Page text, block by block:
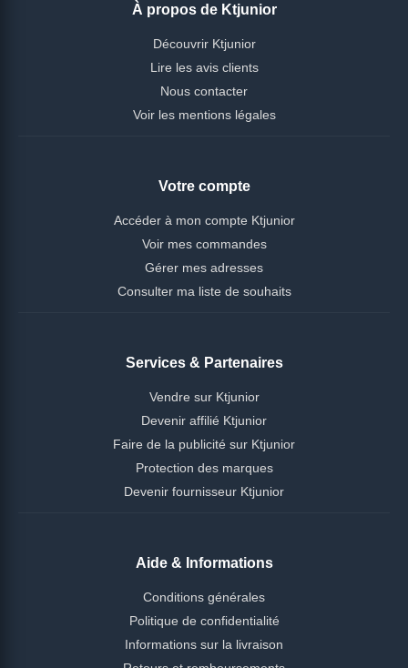
À propos de Ktjunior
Découvrir Ktjunior
Lire les avis clients
Nous contacter
Voir les mentions légales
Votre compte
Accéder à mon compte Ktjunior
Voir mes commandes
Gérer mes adresses
Consulter ma liste de souhaits
Services & Partenaires
Vendre sur Ktjunior
Devenir affilié Ktjunior
Faire de la publicité sur Ktjunior
Protection des marques
Devenir fournisseur Ktjunior
Aide & Informations
Conditions générales
Politique de confidentialité
Informations sur la livraison